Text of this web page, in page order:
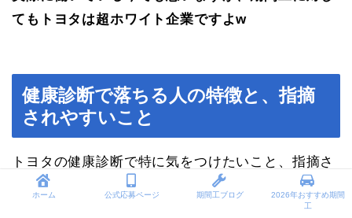
てもトヨタは超ホワイト企業ですよw
健康診断で落ちる人の特徴と、指摘
されやすいこと
トヨタの健康診断で特に気をつけたいこと、指摘さ
れやすいことはこんな感じ
ホーム 公式応募ページ 期間工ブログ
2026年おすすめ期間
工